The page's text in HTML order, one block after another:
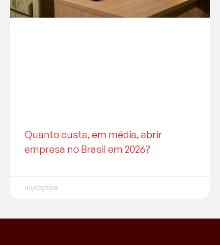
Quanto custa, em média, abrir
empresa no Brasil em 2026?
03/03/2026